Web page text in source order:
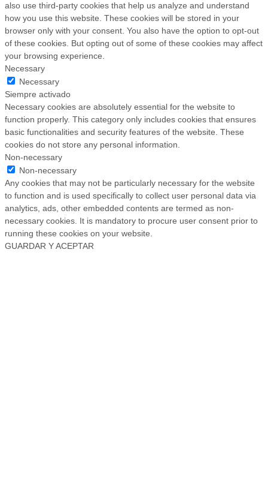
also use third-party cookies that help us analyze and understand
how you use this website. These cookies will be stored in your
browser only with your consent. You also have the option to opt-out
of these cookies. But opting out of some of these cookies may affect
your browsing experience.
Necessary
Necessary
Siempre activado
Necessary cookies are absolutely essential for the website to
function properly. This category only includes cookies that ensures
basic functionalities and security features of the website. These
cookies do not store any personal information.
Non-necessary
Non-necessary
Any cookies that may not be particularly necessary for the website
to function and is used specifically to collect user personal data via
analytics, ads, other embedded contents are termed as non-
necessary cookies. It is mandatory to procure user consent prior to
running these cookies on your website.
GUARDAR Y ACEPTAR